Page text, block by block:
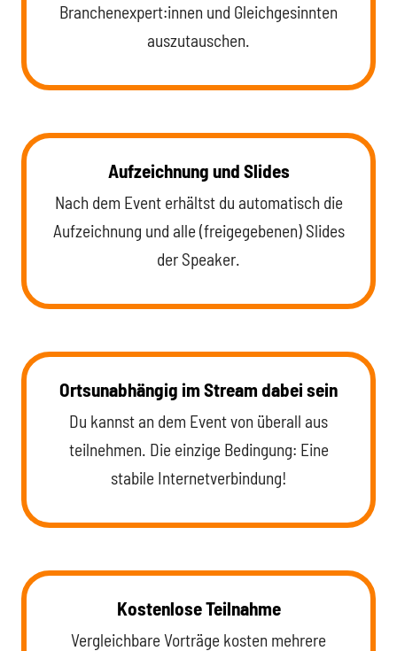
Branchenexpert:innen und Gleichgesinnten
auszutauschen.
Aufzeichnung und Slides
Nach dem Event erhältst du automatisch die
Aufzeichnung und alle (freigegebenen) Slides
der Speaker.
Ortsunabhängig im Stream dabei sein
Du kannst an dem Event von überall aus
teilnehmen. Die einzige Bedingung: Eine
stabile Internetverbindung!
Kostenlose Teilnahme
Vergleichbare Vorträge kosten mehrere